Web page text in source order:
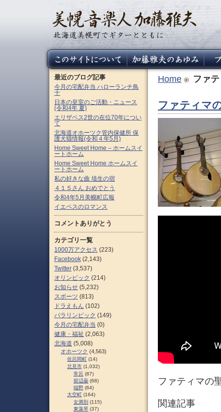
Home ファ
ファティマ
ファティマの
関連記事
最近のブログ記事
今月の宅配弁当 ハローランチ鳥
十
日本の皇室のご活動・ニュース
(令和4年 夏)
エリザベス2世の在位70年につい
て
北海道オホーツク管内保健所 保
護犬猫情報(令和４年5月)
Home Sweet Home – ホームスイ
ートホーム
Home Sweet Home ホームスイ
ートホーム
私の好きな曲 埴生の宿
４１５さん おめでとう
令和4年5月美幌町広報
イエペスのロマンス
コメントありがとう
カテゴリ一覧
1000万アクセス (223)
Facebook (2,143)
Twitter (3,537)
オリンピック (214)
お知らせ (5,232)
スポーツ (813)
ドラえもん (102)
パラリンピック (149)
今月の宅配弁当 (0)
健康・福祉 (2,063)
北海道 (5,008)
オホーツク (4,563)
佐呂間町 (14)
北見市 (1,032)
常呂 (87)
留辺蘂 (68)
端野 (64)
大空町 (164)
女満別 (115)
東藻琴 (37)